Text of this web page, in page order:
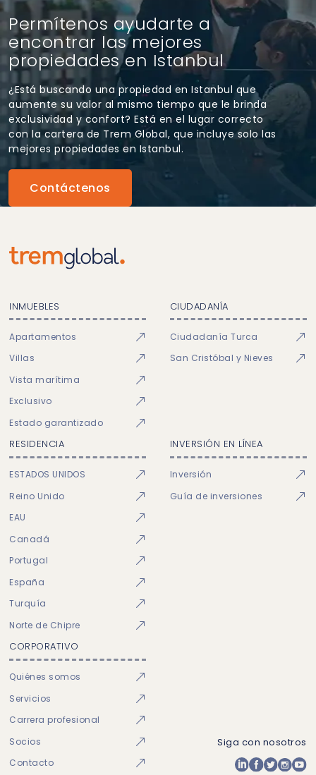
Permítenos ayudarte a
encontrar las mejores
propiedades en Istanbul
¿Está buscando una propiedad en Istanbul que
aumente su valor al mismo tiempo que le brinda
exclusividad y confort? Está en el lugar correcto
con la cartera de Trem Global, que incluye solo las
mejores propiedades en Istanbul.
Contáctenos
INMUEBLES
Apartamentos
Villas
Vista marítima
Exclusivo
Estado garantizado
CIUDADANÍA
Ciudadanía Turca
San Cristóbal y Nieves
RESIDENCIA
ESTADOS UNIDOS
Reino Unido
EAU
Canadá
Portugal
España
Turquía
Norte de Chipre
INVERSIÓN EN LÍNEA
Inversión
Guía de inversiones
CORPORATIVO
Quiénes somos
Servicios
Carrera profesional
Socios
Contacto
Siga con nosotros